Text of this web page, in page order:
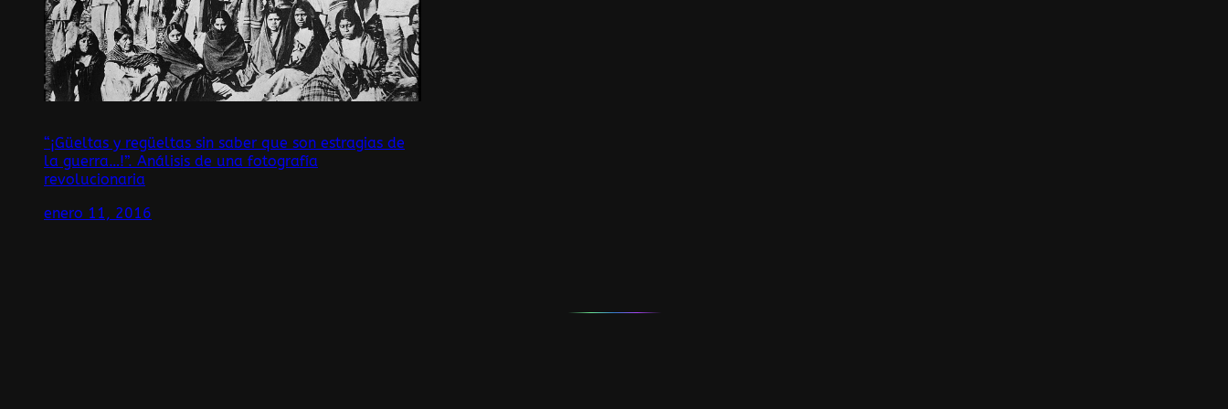
“¡Güeltas y regüeltas sin saber que son estragias de
la guerra…!”. Análisis de una fotografía
revolucionaria
enero 11, 2016